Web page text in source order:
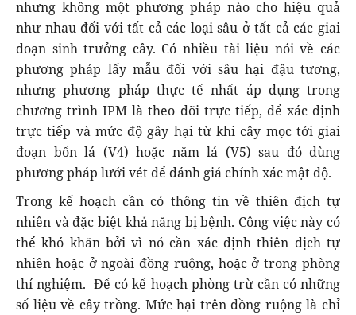
nhưng không một phương pháp nào cho hiệu quả
như nhau đối với tất cả các loại sâu ở tất cả các giai
đoạn sinh trưởng cây. Có nhiều tài liệu nói về các
phương pháp lấy mẫu đối với sâu hại đậu tương,
nhưng phương pháp thực tế nhất áp dụng trong
chương trình IPM là theo dõi trực tiếp, để xác định
trực tiếp và mức độ gây hại từ khi cây mọc tới giai
đoạn bốn lá (V4) hoặc năm lá (V5) sau đó dùng
phương pháp lưới vét để đánh giá chính xác mật độ.
Trong kế hoạch cần có thông tin về thiên địch tự
nhiên và đặc biệt khả năng bị bệnh. Công việc này có
thể khó khăn bởi vì nó cần xác định thiên địch tự
nhiên hoặc ở ngoài đồng ruộng, hoặc ở trong phòng
thí nghiệm. Để có kế hoạch phòng trừ cần có những
số liệu về cây trồng. Mức hại trên đồng ruộng là chỉ